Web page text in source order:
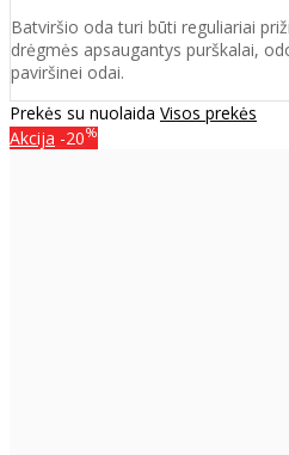
Batviršio oda turi būti reguliariai
drėgmės apsaugantys purškalai,
paviršinei odai.
Prekės su nuolaida Visos prekės
Akcija -20%